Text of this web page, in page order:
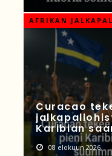
AFRIKAN
Curacao
Karibian
08 elokuun 2026